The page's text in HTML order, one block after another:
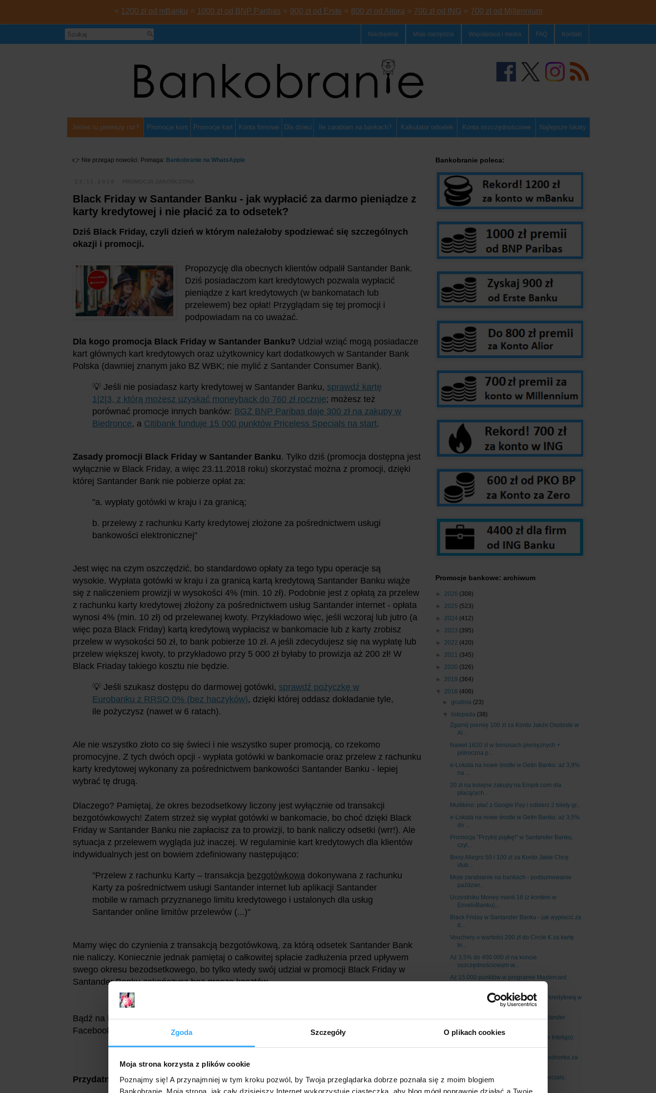
Zgoda Szczegóły O plikach cookies
Moja strona korzysta z plików cookie
Poznajmy się! A przynajmniej w tym kroku pozwól, by Twoja przeglądarka dobrze poznała się z moim blogiem
Bankobranie. Moja strona, jak cały dzisiejszy Internet wykorzystuje ciasteczka, aby blog mógł poprawnie działać a Twoje
⭐ 1200 zł od mBanku ⭐ 1000 zł od BNP Paribas ⭐ 900 zł od Erste ⭐ 800 zł od Aliora ⭐ 700 zł od ING ⭐ 700 zł od Millennium
Niezbędnik Moje narzędzia Współpraca i media FAQ Kontakt
Jesteś tu pierwszy raz? Promocje kont Promocje kart Konta firmowe Dla dzieci Ile zarabiam na bankach? Kalkulator odsetek Konta oszczędnościowe Najlepsze lokaty
👉 Nie przegap nowości. Pomaga: Bankobranie na WhatsAppie
Black Friday w Santander Banku - jak wypłacić za darmo pieniądze z
karty kredytowej i nie płacić za to odsetek?
Dziś Black Friday, czyli dzień w którym należałoby spodziewać się szczególnych
okazji i promocji.
Propozycję dla obecnych klientów odpalił Santander Bank.
Dziś posiadaczom kart kredytowych pozwala wypłacić
pieniądze z kart kredytowych (w bankomatach lub
przelewem) bez opłat! Przyglądam się tej promocji i
podpowiadam na co uważać.
Dla kogo promocja Black Friday w Santander Banku? Udział wziąć mogą posiadacze
kart głównych kart kredytowych oraz użytkownicy kart dodatkowych w Santander Bank
Polska (dawniej znanym jako BZ WBK; nie mylić z Santander Consumer Bank).
💡 Jeśli nie posiadasz karty kredytowej w Santander Banku, sprawdź kartę
1|2|3, z którą możesz uzyskać moneyback do 760 zł rocznie; możesz też
porównać promocje innych banków: BGŻ BNP Paribas daje 300 zł na zakupy w
Biedronce, a Citibank funduje 15 000 punktów Priceless Specials na start.
Zasady promocji Black Friday w Santander Banku. Tylko dziś (promocja dostępna jest
wyłącznie w Black Friday, a więc 23.11.2018 roku) skorzystać można z promocji, dzięki
której Santander Bank nie pobierze opłat za:
"a. wypłaty gotówki w kraju i za granicą;
b. przelewy z rachunku Karty kredytowej złożone za pośrednictwem usługi
bankowości elektronicznej"
Jest więc na czym oszczędzić, bo standardowo opłaty za tego typu operacje są
wysokie. Wypłata gotówki w kraju i za granicą kartą kredytową Santander Banku wiąże
się z naliczeniem prowizji w wysokości 4% (min. 10 zł). Podobnie jest z opłatą za przelew
z rachunku karty kredytowej złożony za pośrednictwem usług Santander internet - opłata
wynosi 4% (min. 10 zł) od przelewanej kwoty. Przykładowo więc, jeśli wczoraj lub jutro (a
więc poza Black Friday) kartą kredytową wypłacisz w bankomacie lub z karty zrobisz
przelew w wysokości 50 zł, to bank pobierze 10 zł. A jeśli zdecydujesz się na wypłatę lub
przelew większej kwoty, to przykładowo przy 5 000 zł byłaby to prowizja aż 200 zł! W
Black Friaday takiego kosztu nie będzie.
💡 Jeśli szukasz dostępu do darmowej gotówki, sprawdź pożyczkę w
Eurobanku z RRSO 0% (bez haczyków), dzięki której oddasz dokładanie tyle,
ile pożyczysz (nawet w 6 ratach).
Ale nie wszystko złoto co się świeci i nie wszystko super promocją, co rzekomo
promocyjne. Z tych dwóch opcji - wypłata gotówki w bankomacie oraz przelew z rachunku
karty kredytowej wykonany za pośrednictwem bankowości Santander Banku - lepiej
wybrać tę drugą.
Dlaczego? Pamiętaj, że okres bezodsetkowy liczony jest wyłącznie od transakcji
bezgotówkowych! Zatem strzeż się wypłat gotówki w bankomacie, bo choć dzięki Black
Friday w Santander Banku nie zapłacisz za to prowizji, to bank naliczy odsetki (wrr!). Ale
sytuacja z przelewem wygląda już inaczej. W regulaminie kart kredytowych dla klientów
indywidualnych jest on bowiem zdefiniowany następująco:
"Przelew z rachunku Karty – transakcja bezgotówkowa dokonywana z rachunku
Karty za pośrednictwem usługi Santander internet lub aplikacji Santander
mobile w ramach przyznanego limitu kredytowego i ustalonych dla usług
Santander online limitów przelewów (...)"
Mamy więc do czynienia z transakcją bezgotówkową, za którą odsetek Santander Bank
nie naliczy. Koniecznie jednak pamiętaj o całkowitej spłacie zadłużenia przed upływem
swego okresu bezodsetkowego, bo tylko wtedy swój udział w promocji Black Friday w
Santander Banku zakończysz bez grosza kosztów.
Bądź na bieżąco z promocjami.Obserwuj @bankobraniena Twitterze i polub na
Facebooku:
Przydatne dokumenty:
Bankobranie poleca:
Promocje bankowe: archiwum
► 2026 (308)
► 2025 (523)
► 2024 (412)
► 2023 (395)
► 2022 (420)
► 2021 (345)
► 2020 (326)
► 2019 (364)
▼ 2018 (408)
►grudnia (23)
▼
listopada (38)
Zgarnij premię 100 zł za Konto Jakże Osobiste w
Al...
Nawet 1620 zł w bonusach pieniężnych +
półroczna p...
e-Lokata na nowe środki w Getin Banku: aż 3,9%
na ...
20 zł na kolejne zakupy na Empik.com dla
płacących...
Multikino: płać z Google Pay i odbierz 2 bilety gr...
e-Lokata na nowe środki w Getin Banku: aż 3,5%
do ...
Promocja "Przybij piątkę!" w Santander Banku,
czyl...
Bony Allegro 50 i 100 zł za Konto Jakie Chcę
i/lub...
Moje zarabianie na bankach - podsumowanie
paździer...
Uczestniku Money manii 16 (z kontem w
EnveloBanku)...
Black Friday w Santander Banku - jak wypłacić za
d...
Vouchery o wartości 200 zł do Circle K za kartę
kr...
Aż 3,5% do 400 000 zł na koncie
oszczędnościowym w...
Aż 15 000 punktów w programie Mastercard
100 zł na zakupy w H and M za kartę kredytową w
Promocja dla obecnych klientów Santander
Promocja dla klientów PKO BP (w tym Inteligo):
Bony o wartości 300 zł do sklepów Biedronka za
Black Friday Mastercard Priceless Specials: